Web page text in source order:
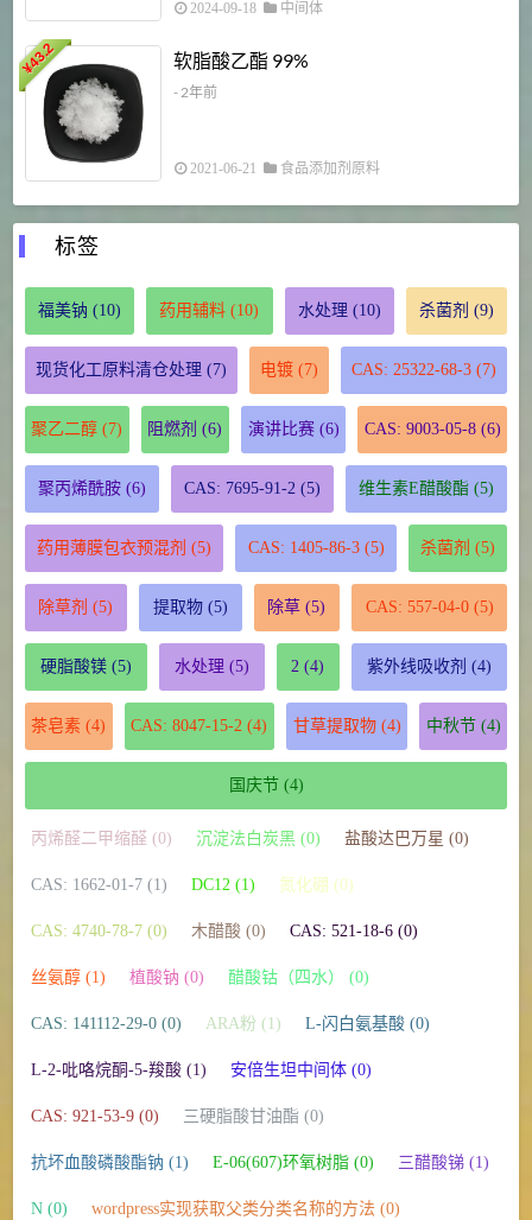
2024-09-18 中间体
¥
43.2 软脂酸乙酯 99%
- 2年前
2021-06-21 食品添加剂原料
标签
福美钠 (10) 药用辅料 (10) 水处理 (10) 杀菌剂 (9)
现货化工原料清仓处理 (7) 电镀 (7) CAS: 25322-68-3 (7)
聚乙二醇 (7) 阻燃剂 (6) 演讲比赛(6) CAS: 9003-05-8(6)
聚丙烯酰胺(6) CAS: 7695-91-2 (5) 维生素E醋酸酯 (5)
药用薄膜包衣预混剂 (5) CAS: 1405-86-3(5) 杀菌剂 (5)
除草剂 (5) 提取物(5) 除草 (5) CAS: 557-04-0(5)
硬脂酸镁(5) 水处理 (5) 2 (4) 紫外线吸收剂 (4)
茶皂素 (4) CAS: 8047-15-2 (4) 甘草提取物(4) 中秋节(4)
国庆节(4)
丙烯醛二甲缩醛 (0) 沉淀法白炭黑 (0) 盐酸达巴万星 (0)
CAS: 1662-01-7 (1) DC12 (1) 氮化硼 (0)
CAS: 4740-78-7 (0) 木醋酸 (0) CAS: 521-18-6 (0)
丝氨醇 (1) 植酸钠 (0) 醋酸钴（四水） (0)
CAS: 141112-29-0 (0) ARA粉 (1) L-闪白氨基酸 (0)
L-2-吡咯烷酮-5-羧酸 (1) 安倍生坦中间体 (0)
CAS: 921-53-9 (0) 三硬脂酸甘油酯 (0)
抗坏血酸磷酸酯钠 (1) E-06(607)环氧树脂 (0) 三醋酸锑 (1)
N (0) wordpress实现获取父类分类名称的方法 (0)